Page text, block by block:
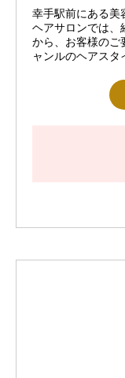
幸手駅前にある美
ヘアサロンでは、
から、お客様のご
ャンルのヘアスタ